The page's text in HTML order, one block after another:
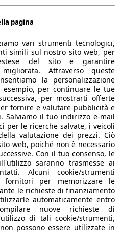
100km
l/100km
responsabilità per la correttezza
Torna su
mercato auto europeo.
pagina
vari strumenti tecnologici,
simili sul nostro sito web, per
del sito e garantire
Attraverso queste
la personalizzazione
per continuare le tue
per mostrarti offerte
fornire e valutare pubblicità e
Salviamo il tuo indirizzo e-mail
per le ricerche salvate, i veicoli
valutazione dei prezzi. Ciò
web, poiché non è necessario
Con il tuo consenso, le
saranno trasmesse ai
Alcuni cookie/strumenti
fornitori per memorizzare le
le richieste di finanziamento
automaticamente entro
nuove richieste di
di tali cookie/strumenti,
possono essere utilizzate in